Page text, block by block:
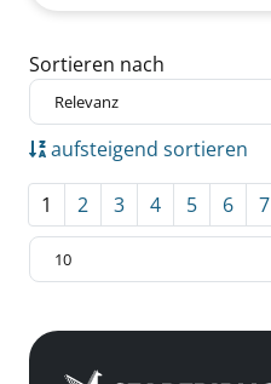
Zu den Suchfiltern springen
Sortieren nach
aufsteigend sortieren
1 2 3 4 5 6 7